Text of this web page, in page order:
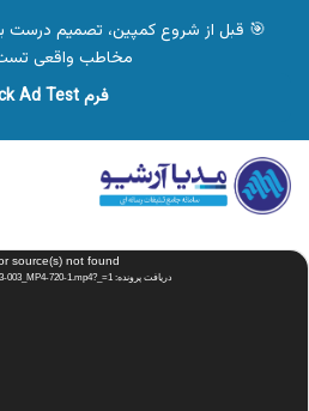
مخاطب واقعی
فرم Quick Ad Test
نمایشگر
ویدیو source(s) not found
دریافت پرونده: https://cdn.mediaarshiv.ir/uploads/2025/09/me041023-003_MP4-720-1.mp4?_=1